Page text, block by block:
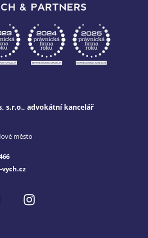
s.r.o., advokátní kancelář
město